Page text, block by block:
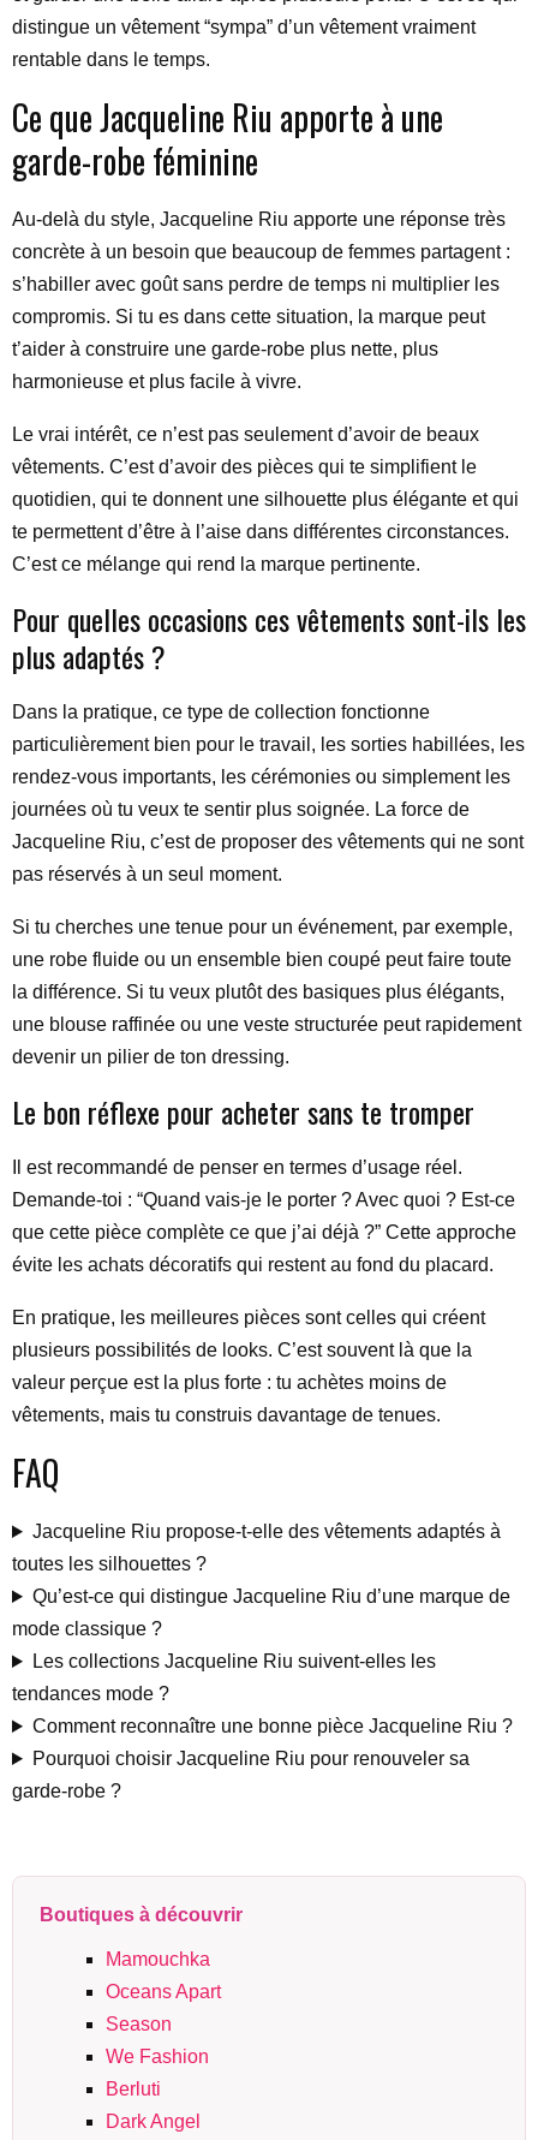
distingue un vêtement “sympa” d’un vêtement vraiment
rentable dans le temps.
Ce que Jacqueline Riu apporte à une
garde-robe féminine
Au-delà du style, Jacqueline Riu apporte une réponse très
concrète à un besoin que beaucoup de femmes partagent :
s’habiller avec goût sans perdre de temps ni multiplier les
compromis. Si tu es dans cette situation, la marque peut
t’aider à construire une garde-robe plus nette, plus
harmonieuse et plus facile à vivre.
Le vrai intérêt, ce n’est pas seulement d’avoir de beaux
vêtements. C’est d’avoir des pièces qui te simplifient le
quotidien, qui te donnent une silhouette plus élégante et qui
te permettent d’être à l’aise dans différentes circonstances.
C’est ce mélange qui rend la marque pertinente.
Pour quelles occasions ces vêtements sont-ils les
plus adaptés ?
Dans la pratique, ce type de collection fonctionne
particulièrement bien pour le travail, les sorties habillées, les
rendez-vous importants, les cérémonies ou simplement les
journées où tu veux te sentir plus soignée. La force de
Jacqueline Riu, c’est de proposer des vêtements qui ne sont
pas réservés à un seul moment.
Si tu cherches une tenue pour un événement, par exemple,
une robe fluide ou un ensemble bien coupé peut faire toute
la différence. Si tu veux plutôt des basiques plus élégants,
une blouse raffinée ou une veste structurée peut rapidement
devenir un pilier de ton dressing.
Le bon réflexe pour acheter sans te tromper
Il est recommandé de penser en termes d’usage réel.
Demande-toi : “Quand vais-je le porter ? Avec quoi ? Est-ce
que cette pièce complète ce que j’ai déjà ?” Cette approche
évite les achats décoratifs qui restent au fond du placard.
En pratique, les meilleures pièces sont celles qui créent
plusieurs possibilités de looks. C’est souvent là que la
valeur perçue est la plus forte : tu achètes moins de
vêtements, mais tu construis davantage de tenues.
FAQ
Jacqueline Riu propose-t-elle des vêtements adaptés à
toutes les silhouettes ?
Qu’est-ce qui distingue Jacqueline Riu d’une marque de
mode classique ?
Les collections Jacqueline Riu suivent-elles les
tendances mode ?
Comment reconnaître une bonne pièce Jacqueline Riu ?
Pourquoi choisir Jacqueline Riu pour renouveler sa
garde-robe ?
Boutiques à découvrir
Mamouchka
Oceans Apart
Season
We Fashion
Berluti
Dark Angel